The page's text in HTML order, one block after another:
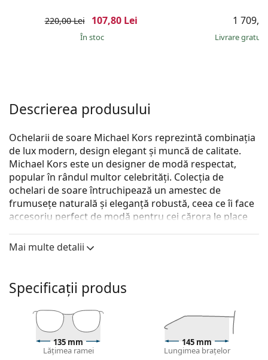
220,00 Lei 107,80 Lei
În stoc
1
Livrare
Descrierea produsului
Ochelarii de soare Michael Kors reprezintă combinația
de lux modern, design elegant și muncă de calitate.
Michael Kors este un designer de modă respectat,
popular în rândul multor celebrități. Colecția de
ochelari de soare întruchipează un amestec de
frumusețe naturală și eleganță robustă, ceea ce îi face
accesoriu perfect de modă pentru cei cărora le place
calitate.
Descoperă cum ți se potrivesc acești ochelari de soare
cu ajutorul funcției Probează virtual ochelari de soare.
Ramă ochelari de soare
Culoarea maro a ramei se potrivește perfect cu un
Mai multe detalii
Specificații produs
135 mm
Lățimea ramei
145 mm
Lungimea brațelor